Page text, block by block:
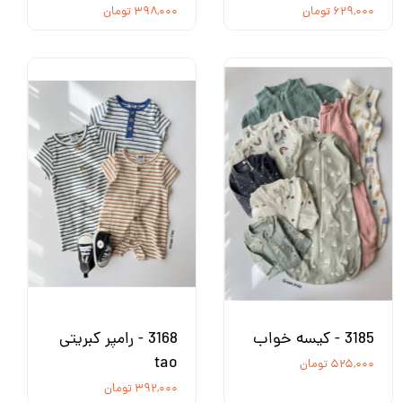
۶۲۹,۰۰۰ تومان ۳۹۸,۰۰۰ تومان
3185 - کیسه خواب
۵۲۵,۰۰۰ تومان
3168 - رامپر کبریتی
tao
۳۹۲,۰۰۰ تومان